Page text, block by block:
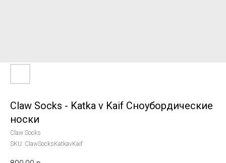
Claw Socks - Katka v Kaif Сноубордические
носки
Claw Socks
SKU: ClawSocksKatkavKaif